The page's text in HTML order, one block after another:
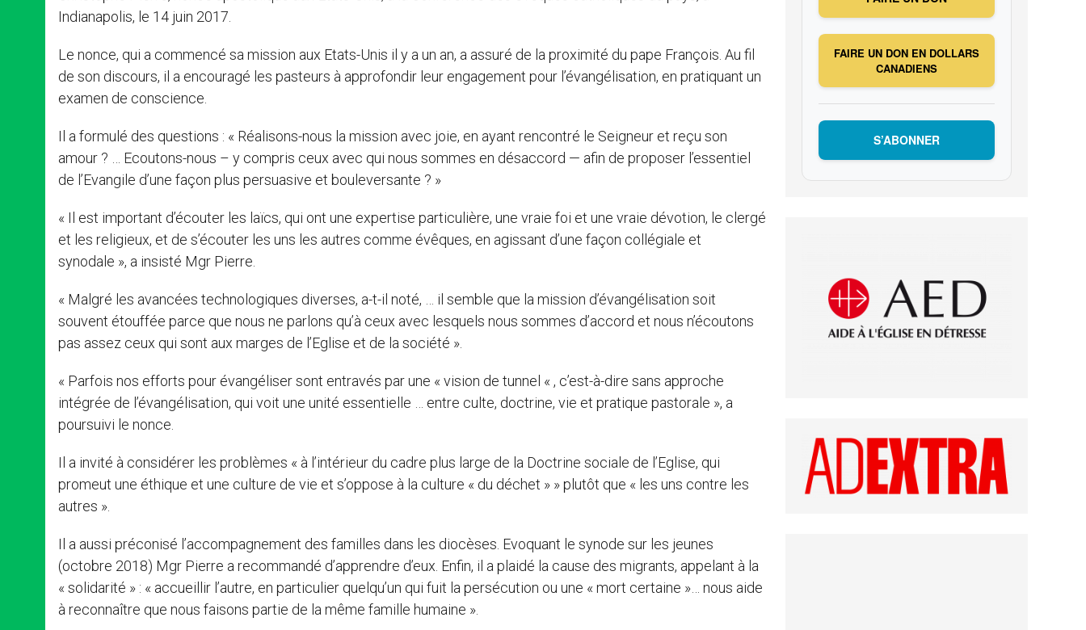
Indianapolis, le 14 juin 2017.
Le nonce, qui a commencé sa mission aux Etats-Unis il y a un an, a assuré de la proximité du pape François. Au fil
de son discours, il a encouragé les pasteurs à approfondir leur engagement pour l’évangélisation, en pratiquant un
examen de conscience.
Il a formulé des questions : « Réalisons-nous la mission avec joie, en ayant rencontré le Seigneur et reçu son
amour ? … Ecoutons-nous – y compris ceux avec qui nous sommes en désaccord — afin de proposer l’essentiel
de l’Evangile d’une façon plus persuasive et bouleversante ? »
« Il est important d’écouter les laïcs, qui ont une expertise particulière, une vraie foi et une vraie dévotion, le clergé
et les religieux, et de s’écouter les uns les autres comme évêques, en agissant d’une façon collégiale et
synodale », a insisté Mgr Pierre.
« Malgré les avancées technologiques diverses, a-t-il noté, … il semble que la mission d’évangélisation soit
souvent étouffée parce que nous ne parlons qu’à ceux avec lesquels nous sommes d’accord et nous n’écoutons
pas assez ceux qui sont aux marges de l’Eglise et de la société ».
« Parfois nos efforts pour évangéliser sont entravés par une « vision de tunnel « , c’est-à-dire sans approche
intégrée de l’évangélisation, qui voit une unité essentielle … entre culte, doctrine, vie et pratique pastorale », a
poursuivi le nonce.
Il a invité à considérer les problèmes « à l’intérieur du cadre plus large de la Doctrine sociale de l’Eglise, qui
promeut une éthique et une culture de vie et s’oppose à la culture « du déchet » » plutôt que « les uns contre les
autres ».
Il a aussi préconisé l’accompagnement des familles dans les diocèses. Evoquant le synode sur les jeunes
(octobre 2018) Mgr Pierre a recommandé d’apprendre d’eux. Enfin, il a plaidé la cause des migrants, appelant à la
« solidarité » : « accueillir l’autre, en particulier quelqu’un qui fuit la persécution ou une « mort certaine »… nous aide
à reconnaître que nous faisons partie de la même famille humaine ».
FAIRE UN DON EN DOLLARS
CANADIENS
S’ABONNER